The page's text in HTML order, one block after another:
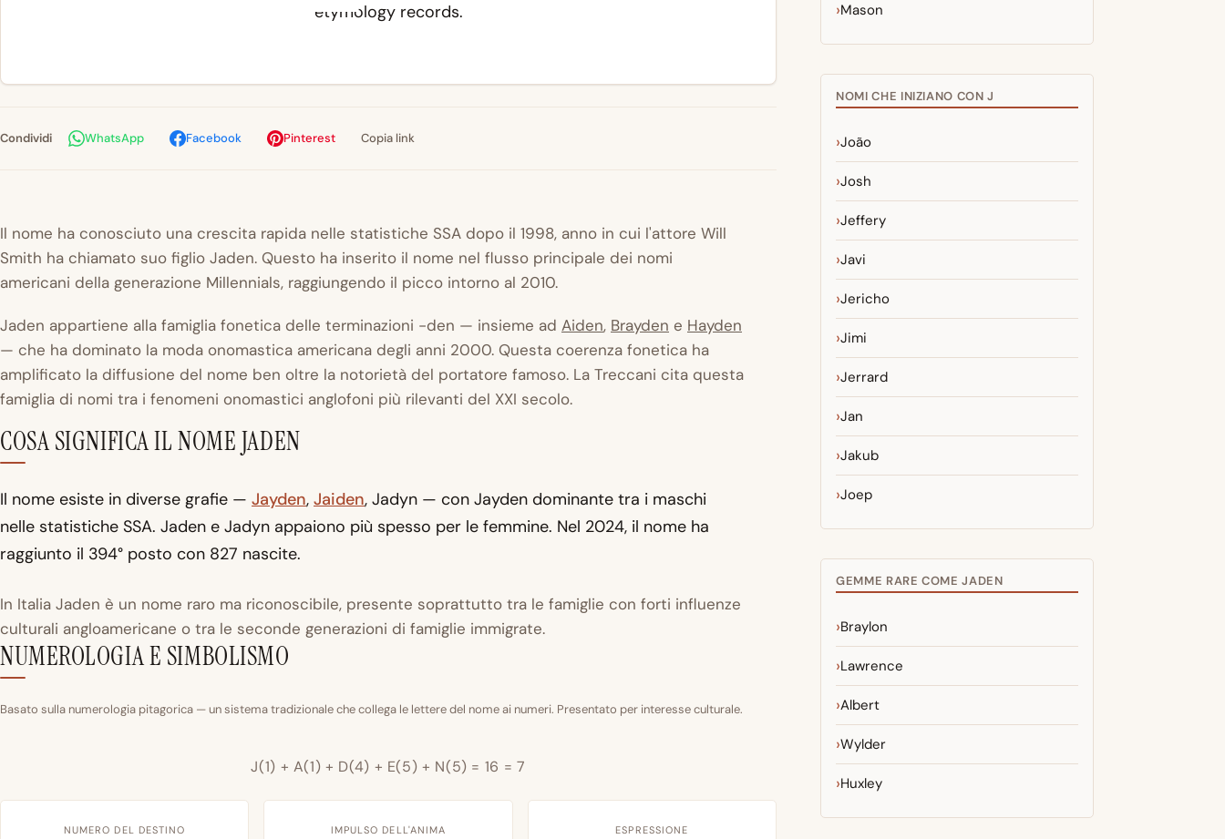
etymology records.
Condividi WhatsApp Facebook Pinterest Copia link
Il nome ha conosciuto una crescita rapida nelle statistiche SSA dopo il 1998, anno in cui l'attore Will
Smith ha chiamato suo figlio Jaden. Questo ha inserito il nome nel flusso principale dei nomi
americani della generazione Millennials, raggiungendo il picco intorno al 2010.
Jaden appartiene alla famiglia fonetica delle terminazioni -den — insieme ad Aiden, Brayden e Hayden
— che ha dominato la moda onomastica americana degli anni 2000. Questa coerenza fonetica ha
amplificato la diffusione del nome ben oltre la notorietà del portatore famoso. La Treccani cita questa
famiglia di nomi tra i fenomeni onomastici anglofoni più rilevanti del XXI secolo.
COSA SIGNIFICA IL NOME JADEN
Il nome esiste in diverse grafie — Jayden, Jaiden, Jadyn — con Jayden dominante tra i maschi
nelle statistiche SSA. Jaden e Jadyn appaiono più spesso per le femmine. Nel 2024, il nome ha
raggiunto il 394° posto con 827 nascite.
In Italia Jaden è un nome raro ma riconoscibile, presente soprattutto tra le famiglie con forti influenze
culturali angloamericane o tra le seconde generazioni di famiglie immigrate.
NUMEROLOGIA E SIMBOLISMO
Basato sulla numerologia pitagorica — un sistema tradizionale che collega le lettere del nome ai numeri. Presentato per interesse culturale.
J(1) + A(1) + D(4) + E(5) + N(5) = 16 = 7
NUMERO DEL DESTINO IMPULSO DELL'ANIMA ESPRESSIONE
Mason
NOMI CHE INIZIANO CON J
João
Josh
Jeffery
Javi
Jericho
Jimi
Jerrard
Jan
Jakub
Joep
GEMME RARE COME JADEN
Braylon
Lawrence
Albert
Wylder
Huxley